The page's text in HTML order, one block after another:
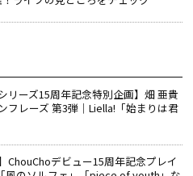
リーズ15周年記念特別企画】畑 亜貴
フレーズ 第3弾｜Liella!「始まりは君
ChouChoデビュー15周年記念プレイ